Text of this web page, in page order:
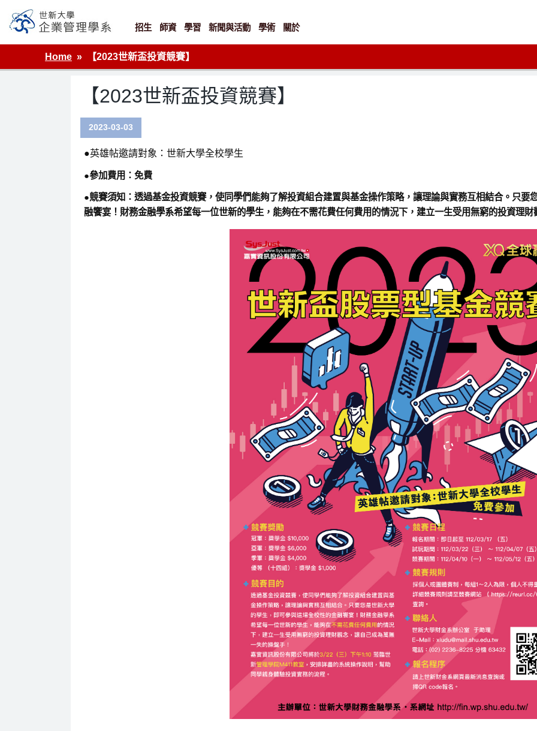
content
世新大學企業管理學系
招生 師資 學習 新聞與活動 學術 關於
Home 【2023世新盃投資競賽】
【2023世新盃投資競賽】
2023-03-03
●英雄帖邀請對象：世新大學全校學生
●參加費用：免費
●競賽須知：透過基金投資競賽，使同學們能夠了解投資組合建置與基金操作策略，讓理論與實務互相結合。只要
融饗宴！財務金融學系希望每一位世新的學生，能夠在不需花費任何費用的情況下，建立一生受用無窮的投資理財